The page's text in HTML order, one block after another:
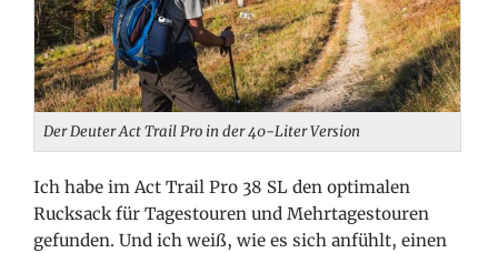
Der Deuter Act Trail Pro in der 40-Liter Version
Ich habe im Act Trail Pro 38 SL den optimalen
Rucksack für Tagestouren und Mehrtagestouren
gefunden. Und ich weiß, wie es sich anfühlt, einen